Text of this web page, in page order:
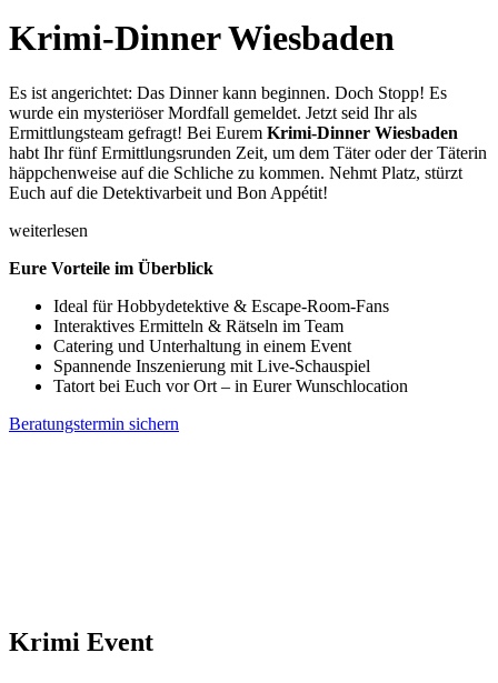
Krimi-Dinner Wiesbaden
Es ist angerichtet: Das Dinner kann beginnen. Doch Stopp! Es
wurde ein mysteriöser Mordfall gemeldet. Jetzt seid Ihr als
Ermittlungsteam gefragt! Bei Eurem Krimi-Dinner Wiesbaden
habt Ihr fünf Ermittlungsrunden Zeit, um dem Täter oder der Täterin
häppchenweise auf die Schliche zu kommen. Nehmt Platz, stürzt
Euch auf die Detektivarbeit und Bon Appétit!
weiterlesen
Eure Vorteile im Überblick
Ideal für Hobbydetektive & Escape-Room-Fans
Interaktives Ermitteln & Rätseln im Team
Catering und Unterhaltung in einem Event
Spannende Inszenierung mit Live-Schauspiel
Tatort bei Euch vor Ort – in Eurer Wunschlocation
Beratungstermin sichern
Krimi Event